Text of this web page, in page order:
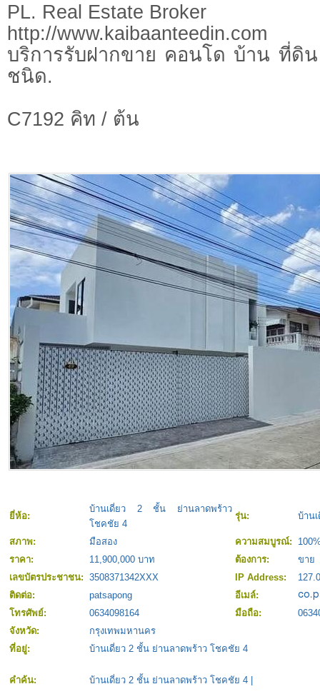
PL. Real Estate Broker
http://www.kaibaanteedin.com
บริการรับฝากขาย คอนโด บ้าน ที่ดิ
ชนิด.
C7192 คิท / ต้น
ยี่ห้อ:
บ้านเดี่ยว 2 ชั้น ย่านลาดพร้าว
โชคชัย 4
รุ่น: บ้าน
สภาพ: มือสอง ความสมบูรณ์:
ราคา:
11,900,000 บาท ต้องการ:
ขาย
เลขบัตรประชาชน: 3508371342XXX IP Address:
ติดต่อ:
patsapong
อีเมล์:
โทรศัพย์:
0634098164 มือถือ:
จังหวัด:
กรุงเทพมหานคร
ที่อยู่:
บ้านเดี่ยว 2 ชั้น ย่านลาดพร้าว โชคชัย 4
คำค้น: บ้านเดี่ยว 2 ชั้น ย่านลาดพร้าว โชคชัย 4